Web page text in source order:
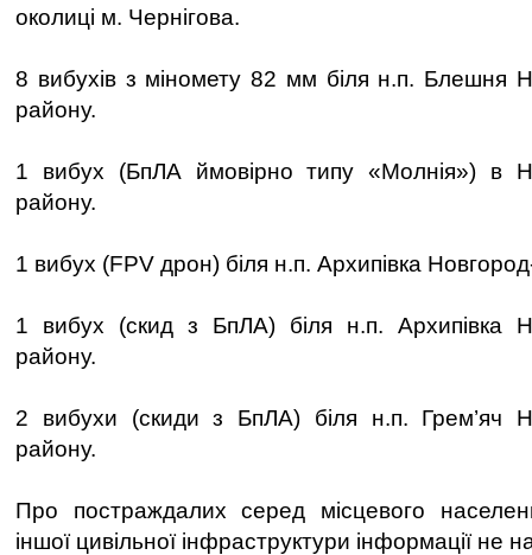
околиці м. Чернігова.
8 вибухів з міномету 82 мм біля н.п. Блешня
району.
1 вибух (БпЛА ймовірно типу «Молнія») в
району.
1 вибух (FPV дрон) біля н.п. Архипівка
1 вибух (скид з БпЛА) біля н.п. Архипівка
району.
2 вибухи (скиди з БпЛА) біля н.п. Грем’яч
району.
Про постраждалих серед місцевого
іншої цивільної інфраструктури інформації не